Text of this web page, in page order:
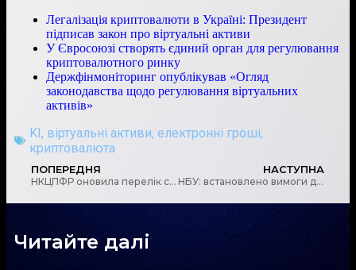
Легалізація криптовалюти в Україні: Президент
підписав закон про віртуальні активи
У Євросоюзі створять єдиний орган для регулювання
криптовалютного ринку
Держфінмоніторинг опублікував «Огляд
законодавства щодо регулювання віртуальних
активів»
KI, віртуальні активи, електронні гроші,
криптовалюта
ПОПЕРЕДНЯ
НКЦПФР оновила перелік сумнівних інвестиційних проєктів
НАСТУПНА
НБУ: встановлено вимоги до плану відновлення діяльності кредитної спілки у післявоєнний період
Читайте далі